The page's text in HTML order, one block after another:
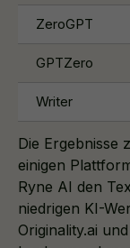
ZeroGPT
GPTZero
Writer
Die Ergebnisse
einigen
Ryne AI den
niedrigen KI-
Originality.ai